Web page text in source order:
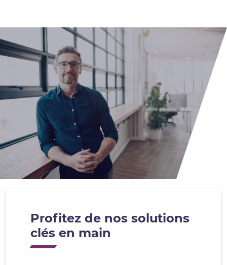
Profitez de nos solutions
clés en main